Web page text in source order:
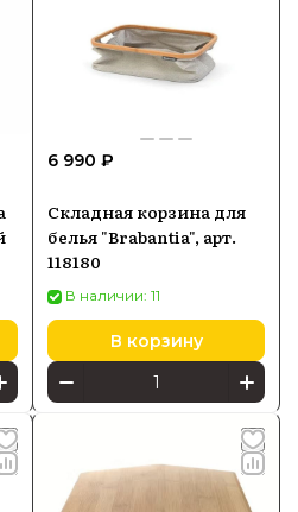
6 990 ₽
Складная корзина для
белья "Brabantia", арт.
118180
В наличии: 11
В корзину